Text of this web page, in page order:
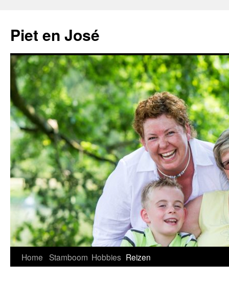
de
inhoud
Piet en José
Home Stamboom Hobbies Reizen